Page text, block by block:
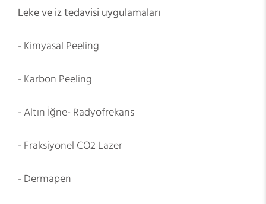
Leke ve iz tedavisi uygulamaları
- Kimyasal Peeling
- Karbon Peeling
- Altın İğne- Radyofrekans
- Fraksiyonel CO2 Lazer
- Dermapen